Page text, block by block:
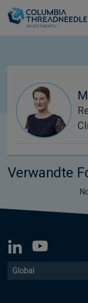
Verwandte
Global